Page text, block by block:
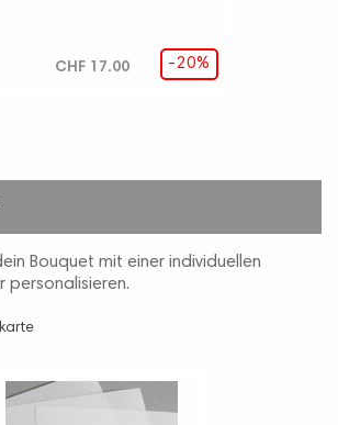
CHF 17.00 -20%
Bouquet mit einer individuellen
personalisieren.